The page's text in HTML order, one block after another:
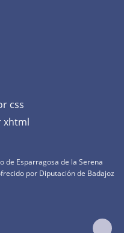
de Esparragosa de la Serena
por Diputación de Badajoz